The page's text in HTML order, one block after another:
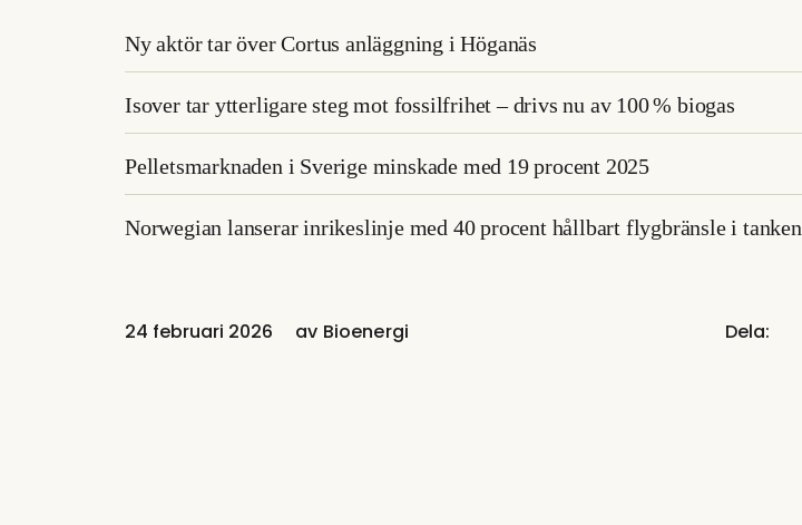
Ny aktör tar över Cortus anläggning i Höganäs
Isover tar ytterligare steg mot fossilfrihet – drivs nu av 100 % biogas
Pelletsmarknaden i Sverige minskade med 19 procent 2025
Norwegian lanserar inrikeslinje med 40 procent hållbart flygbränsle i tanken
24 februari 2026 av Bioenergi Dela: